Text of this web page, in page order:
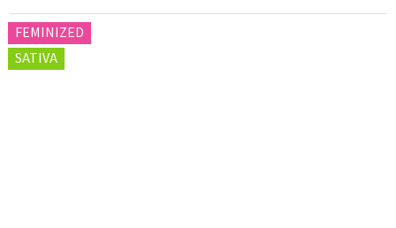
FEMINIZED
SATIVA